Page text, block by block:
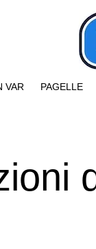
VAR PAGELLE